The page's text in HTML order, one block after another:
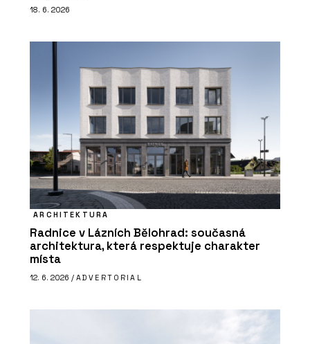
18. 6. 2026
ARCHITEKTURA
Radnice v Lázních Bělohrad: současná
architektura, která respektuje charakter
místa
12. 6. 2026 / ADVERTORIAL